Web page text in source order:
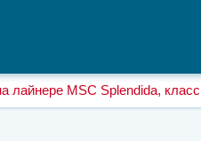
лайнере MSC Splendida,